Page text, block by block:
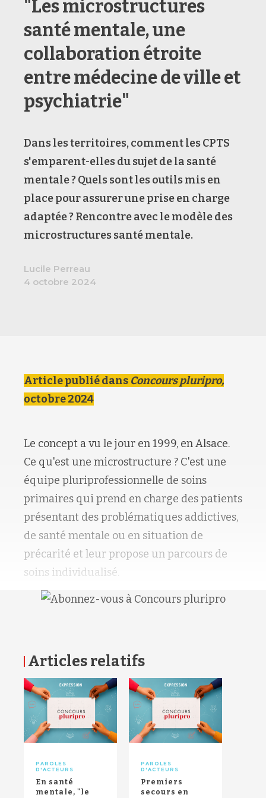
"Les microstructures
santé mentale, une
collaboration étroite
entre médecine de ville et
psychiatrie"
Dans les territoires, comment les CPTS
s'emparent-elles du sujet de la santé
mentale ? Quels sont les outils mis en
place pour assurer une prise en charge
adaptée ? Rencontre avec le modèle des
microstructures santé mentale.
Lucile Perreau
4 octobre 2024
Article publié dans Concours pluripro,
octobre 2024
Le concept a vu le jour en 1999, en Alsace.
Ce qu'est une microstructure ? C'est une
équipe pluriprofessionnelle de soins
primaires qui prend en charge des patients
présentant des problématiques addictives,
de santé mentale ou en situation de
précarité et leur propose un parcours de
soins individualisé.
Articles relatifs
PAROLES
D'ACTEURS
En santé
mentale, "le
PAROLES
D'ACTEURS
Premiers
secours en